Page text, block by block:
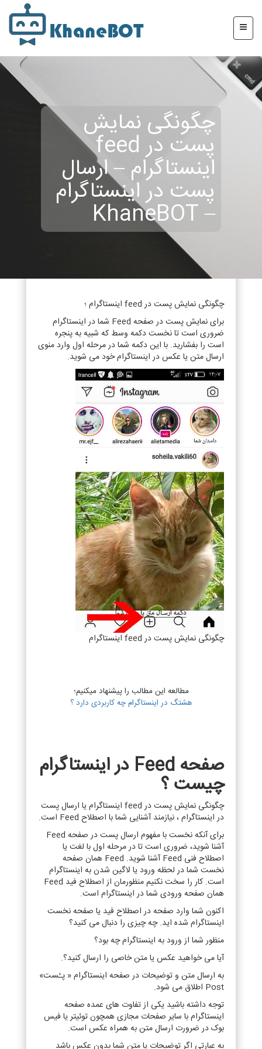
چگونگی نمایش
پست در feed
اینستاگرام – ارسال
پست در اینستاگرام
– KhaneBOT
چگونگی نمایش پست در feed اینستاگرام ؛
برای نمایش پست در صفحه Feed شما در اینستاگرام
ضروری است تا نخست دکمه وسط که شبیه به پنجره
است را بفشارید. با این دکمه شما در مرحله اول وارد منوی
ارسال متن یا عکس در اینستاگرام خود می شوید.
چگونگی نمایش پست در feed اینستاگرام
مطالعه این مطالب را پیشنهاد میکنیم؛
هشتگ‌ در اینستاگرام چه کاربردی دارد ؟
صفحه Feed در اینستاگرام
چیست ؟
چگونگی نمایش پست در feed اینستاگرام یا ارسال پست
در اینستاگرام ، نیازمند آشنایی شما با اصطلاح Feed است.
برای آنکه نخست با مفهوم ارسال پست در صفحه Feed
آشنا شوید، ضروری است تا در مرحله اول با لغت یا
اصطلاح فنی Feed آشنا شوید. Feed همان صفحه
نخست شما در لحظه ورود یا لاگین شدن به اینستاگرام
است. کار را سخت نکنیم منظورمان از اصطلاح فید Feed
همان صفحه ورودی شما در اینستاگرام است.
اکنون شما وارد صفحه در اصطلاح فید یا صفحه نخست
اینستاگرام شده اید. چه چیزی را دنبال می کنید؟
منظور شما از ورود به اینستاگرام چه بود؟
آیا می خواهید عکس یا متن خاصی را ارسال کنید؟.
به ارسال متن و توضیحات در صفحه اینستاگرام « پـُست»
Post اطلاق می شود.
توجه داشته باشید یکی از تفاوت های عمده صفحه
اینستاگرام با سایر صفحات مجازی همچون توئیتر یا فیس
بوک در ضرورت ارسال متن به همراه عکس است.
به عبارتی اگر توضیحات یا متن شما بدون عکس باشد